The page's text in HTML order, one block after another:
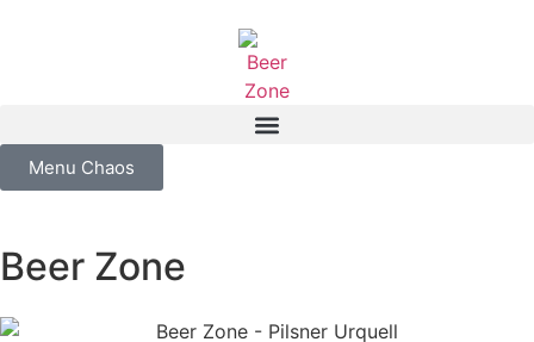
Menu Chaos
Beer Zone